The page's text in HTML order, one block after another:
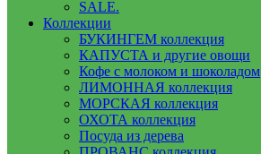
SALE.
Коллекции
БУКИНГЕМ коллекция
КАПУСТА и другие овощи
Кофе с молоком и шоколадом
ЛИМОННАЯ коллекция
МОРСКАЯ коллекция
ОХОТА коллекция
Посуда из дерева